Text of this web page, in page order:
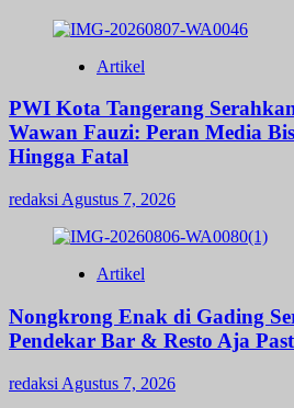
Artikel
PWI Kota Tangerang
Wawan Fauzi: Peran Media
Hingga Fatal
redaksi Agustus 7, 2026
Artikel
Nongkrong Enak di Gading
Pendekar Bar & Resto Aja
redaksi Agustus 7, 2026